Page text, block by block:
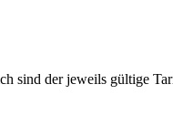
sind der jeweils gültige